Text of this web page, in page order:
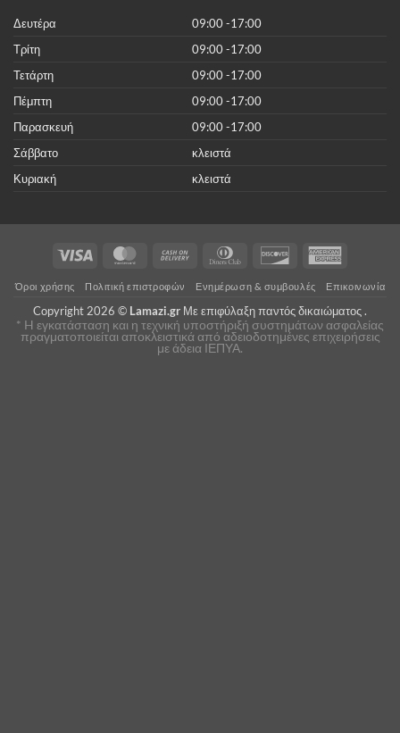
Δευτέρα
09:00 -17:00
Τρίτη
09:00 -17:00
Τετάρτη
09:00 -17:00
Πέμπτη
09:00 -17:00
Παρασκευή
09:00 -17:00
Σάββατο
κλειστά
Κυριακή
κλειστά
Visa MasterCardCash
Delivery
Dinners
Discover
Όροι χρήσης Πολιτική επιστροφών Ενημέρωση & συμβουλές Επικοινωνία
Copyright 2026 © Lamazi.gr Με επιφύλαξη παντός δικαιώματος .
* H εγκατάσταση και η τεχνική υποστήριξή συστημάτων ασφαλείας
πραγματοποιείται αποκλειστικά από αδειοδοτημένες επιχειρήσεις
με άδεια ΙΕΠΥΑ.